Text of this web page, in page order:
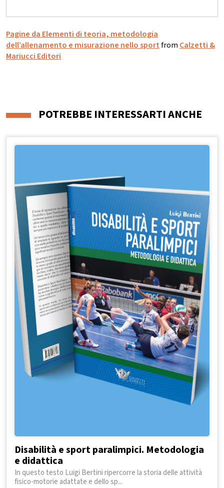
Pagine da Elementi di teoria, metodologia
dell’allenamento e misurazione nello sportfrom Calzetti &
Mariucci Editori
POTREBBE INTERESSARTI ANCHE
Disabilità e sport paralimpici. Metodologia
e didattica
In questo testo Luigi Bertini ripercorre la storia delle attività
fisico-motorie adattate e dello sp...